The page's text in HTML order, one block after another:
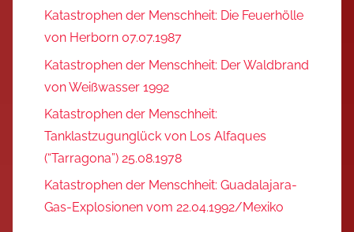
Katastrophen der Menschheit: Die Feuerhölle
von Herborn 07.07.1987
Katastrophen der Menschheit: Der Waldbrand
von Weißwasser 1992
Katastrophen der Menschheit:
Tanklastzugunglück von Los Alfaques
(“Tarragona”) 25.08.1978
Katastrophen der Menschheit: Guadalajara-
Gas-Explosionen vom 22.04.1992/Mexiko